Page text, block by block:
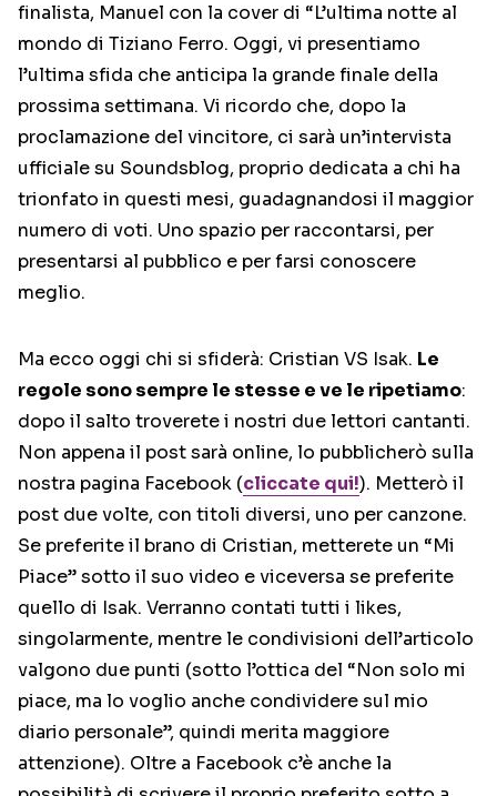
finalista, Manuel con la cover di “L’ultima notte al
mondo di Tiziano Ferro. Oggi, vi presentiamo
l’ultima sfida che anticipa la grande finale della
prossima settimana. Vi ricordo che, dopo la
proclamazione del vincitore, ci sarà un’intervista
ufficiale su Soundsblog, proprio dedicata a chi ha
trionfato in questi mesi, guadagnandosi il maggior
numero di voti. Uno spazio per raccontarsi, per
presentarsi al pubblico e per farsi conoscere
meglio.
Ma ecco oggi chi si sfiderà: Cristian VS Isak. Le
regole sono sempre le stesse e ve le ripetiamo:
dopo il salto troverete i nostri due lettori cantanti.
Non appena il post sarà online, lo pubblicherò sulla
nostra pagina Facebook (cliccate qui!). Metterò il
post due volte, con titoli diversi, uno per canzone.
Se preferite il brano di Cristian, metterete un “Mi
Piace” sotto il suo video e viceversa se preferite
quello di Isak. Verranno contati tutti i likes,
singolarmente, mentre le condivisioni dell’articolo
valgono due punti (sotto l’ottica del “Non solo mi
piace, ma lo voglio anche condividere sul mio
diario personale”, quindi merita maggiore
attenzione). Oltre a Facebook c’è anche la